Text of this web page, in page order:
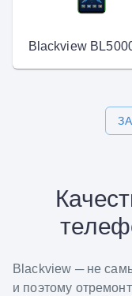
Blackview
Blackview ─ не
и поэтому